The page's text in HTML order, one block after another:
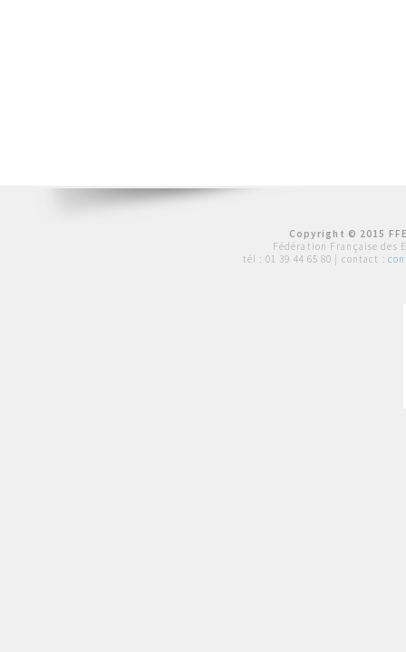
Copyright © 2015
Fédération Française des
tél : 01 39 44 65 80 | contact :